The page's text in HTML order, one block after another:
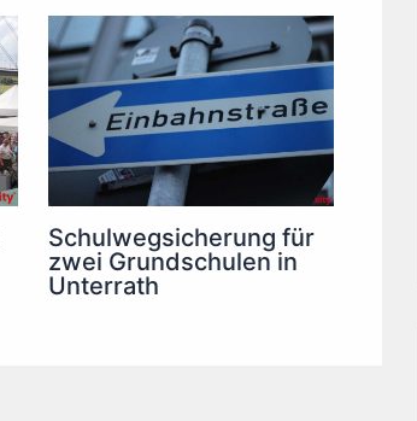
Schulwegsicherung für
zwei Grundschulen in
Unterrath